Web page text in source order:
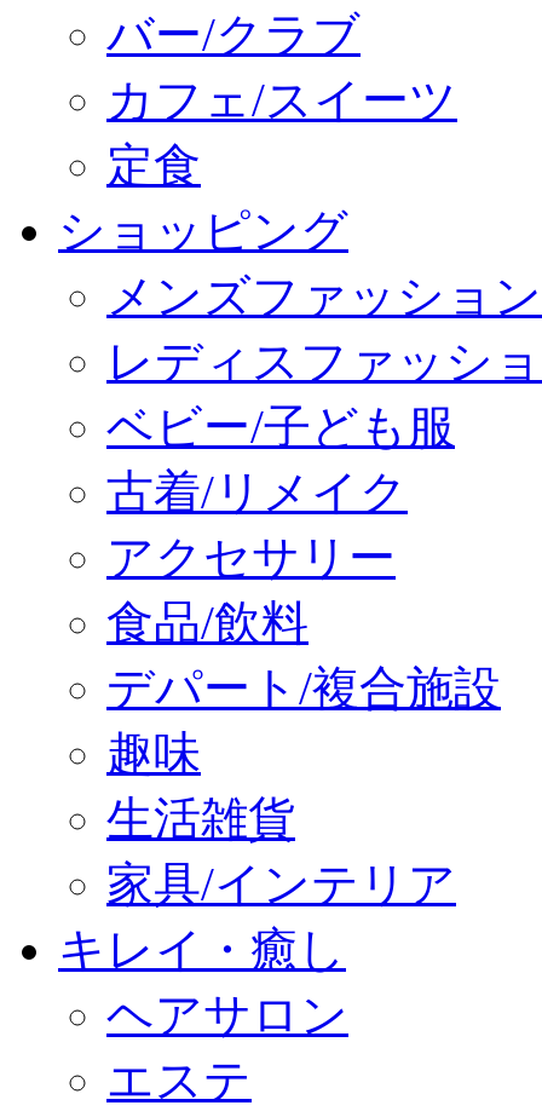
バー/クラブ
カフェ/スイーツ
定食
ショッピング
メンズファッション
レディスファッシ
ベビー/子ども服
古着/リメイク
アクセサリー
食品/飲料
デパート/複合施設
趣味
生活雑貨
家具/インテリア
キレイ・癒し
ヘアサロン
エステ